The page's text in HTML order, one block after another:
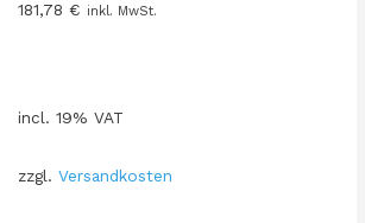
181,78 € inkl. MwSt.
incl. 19% VAT
zzgl. Versandkosten